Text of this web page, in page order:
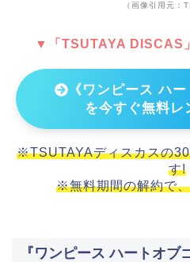
（画像引用元：
▼「TSUTAYA DISCAS
《ワンピース ハー
を今すぐ無料レ
※TSUTAYAディスカスの
す!
※無料期間の解約で
『ワンピース ハートオ